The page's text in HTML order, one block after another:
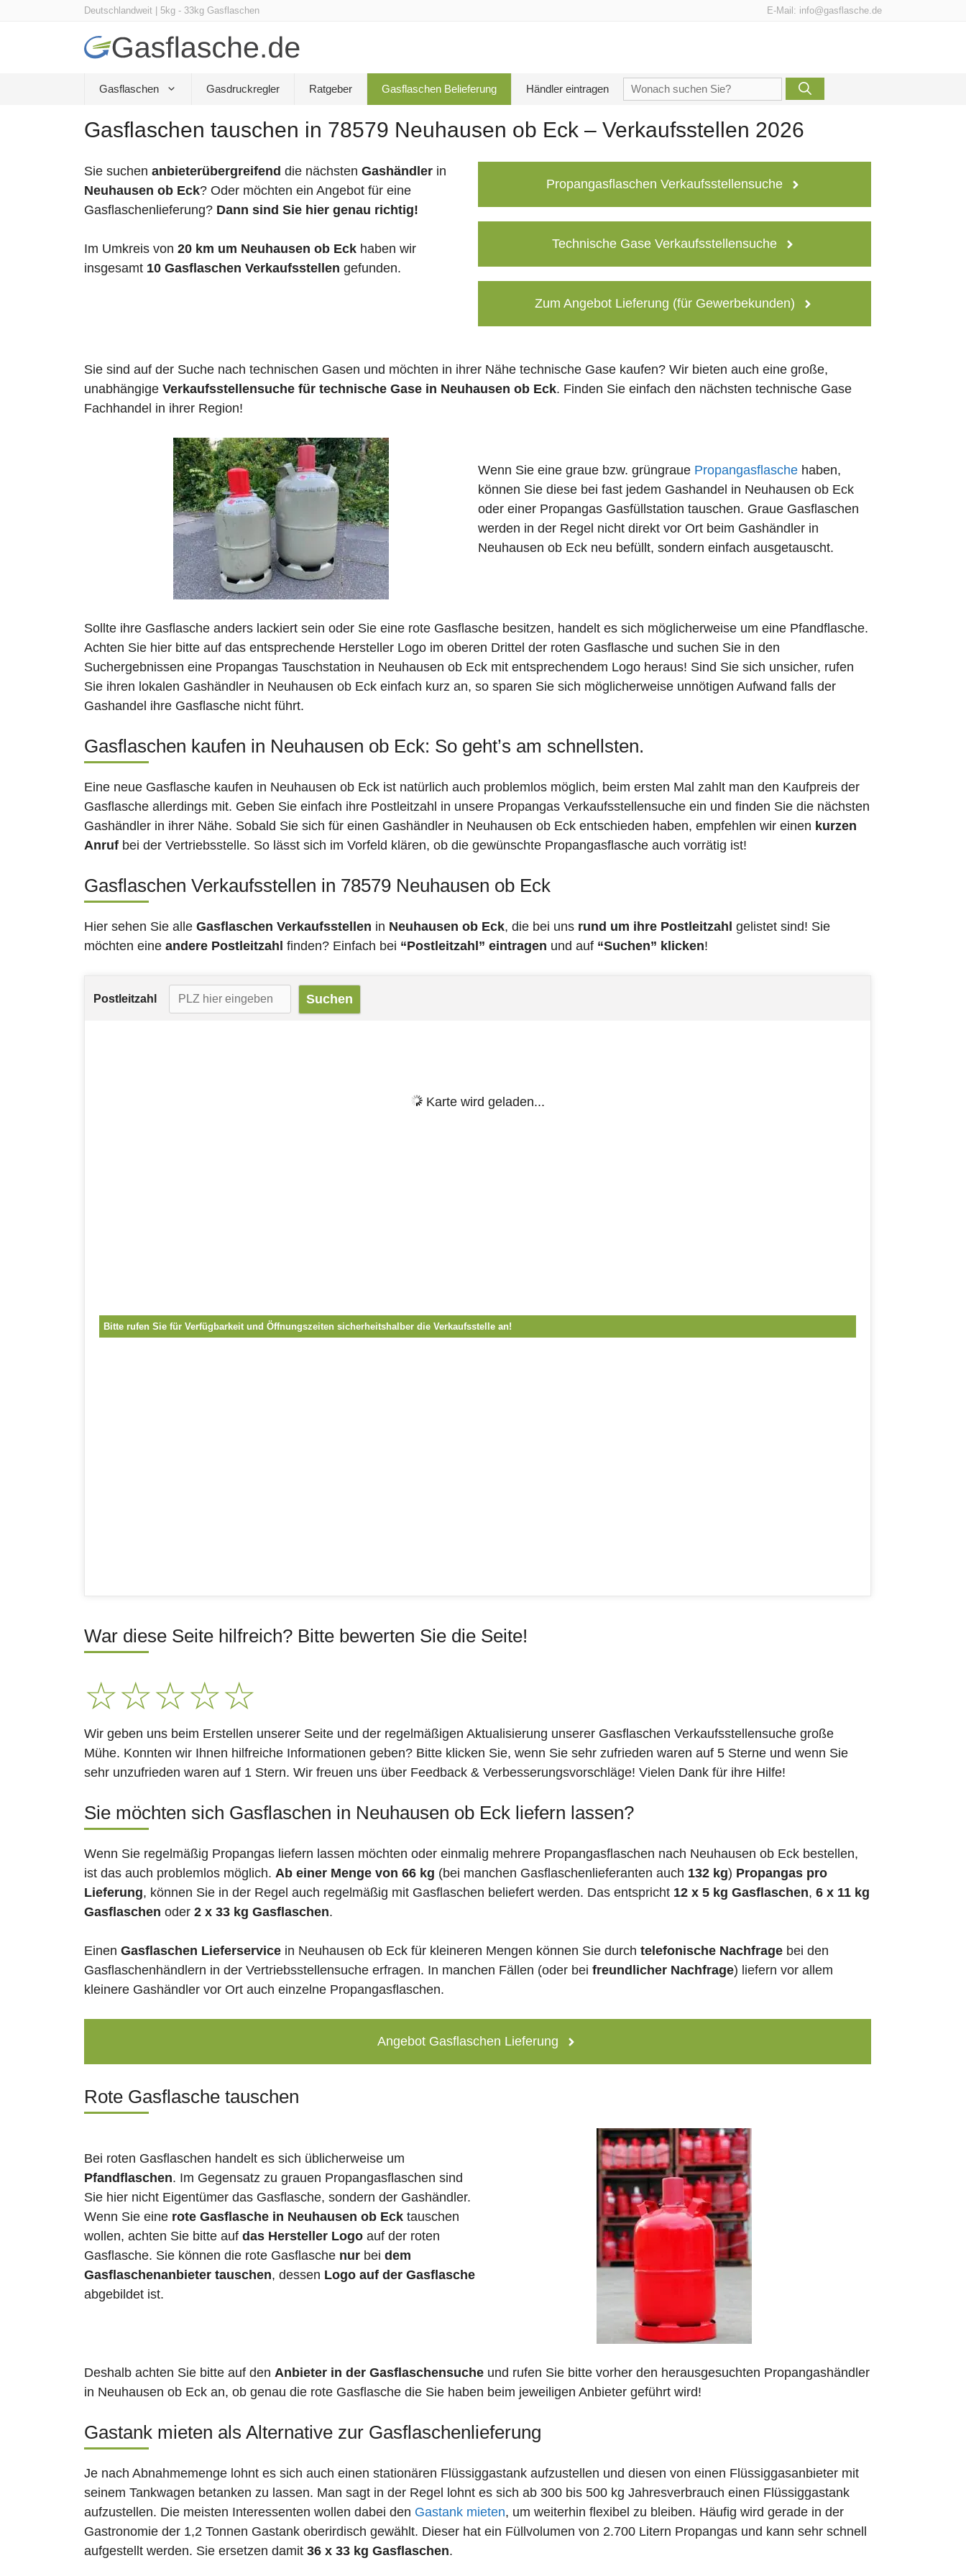
E-Mail: info@gasflasche.de
Deutschlandweit | 5kg - 33kg Gasflaschen
Gasflaschen Gasdruckregler Ratgeber Gasflaschen Belieferung Händler eintragen
Suche
Gasflaschen tauschen in 78579 Neuhausen ob Eck – Verkaufsstellen 2026
Sie suchen anbieterübergreifend die nächsten Gashändler in
Neuhausen ob Eck? Oder möchten ein Angebot für eine
Gasflaschenlieferung? Dann sind Sie hier genau richtig!
Im Umkreis von 20 km um Neuhausen ob Eck haben wir
insgesamt 10 Gasflaschen Verkaufsstellen gefunden.
Propangasflaschen Verkaufsstellensuche
Technische Gase Verkaufsstellensuche
Zum Angebot Lieferung (für Gewerbekunden)
Sie sind auf der Suche nach technischen Gasen und möchten in ihrer Nähe technische Gase kaufen? Wir bieten auch eine große,
unabhängige Verkaufsstellensuche für technische Gase in Neuhausen ob Eck. Finden Sie einfach den nächsten technische Gase
Fachhandel in ihrer Region!
Wenn Sie eine graue bzw. grüngraue Propangasflaschehaben,
können Sie diese bei fast jedem Gashandel in Neuhausen ob Eck
oder einer Propangas Gasfüllstation tauschen. Graue Gasflaschen
werden in der Regel nicht direkt vor Ort beim Gashändler in
Neuhausen ob Eck neu befüllt, sondern einfach ausgetauscht.
Sollte ihre Gasflasche anders lackiert sein oder Sie eine rote Gasflasche besitzen, handelt es sich möglicherweise um eine Pfandflasche.
Achten Sie hier bitte auf das entsprechende Hersteller Logo im oberen Drittel der roten Gasflasche und suchen Sie in den
Suchergebnissen eine Propangas Tauschstation in Neuhausen ob Eck mit entsprechendem Logo heraus! Sind Sie sich unsicher, rufen
Sie ihren lokalen Gashändler in Neuhausen ob Eck einfach kurz an, so sparen Sie sich möglicherweise unnötigen Aufwand falls der
Gashandel ihre Gasflasche nicht führt.
Gasflaschen kaufen in Neuhausen ob Eck: So geht’s am schnellsten.
Eine neue Gasflasche kaufen in Neuhausen ob Eck ist natürlich auch problemlos möglich, beim ersten Mal zahlt man den Kaufpreis der
Gasflasche allerdings mit. Geben Sie einfach ihre Postleitzahl in unsere Propangas Verkaufsstellensuche ein und finden Sie die nächsten
Gashändler in ihrer Nähe. Sobald Sie sich für einen Gashändler in Neuhausen ob Eck entschieden haben, empfehlen wir einen kurzen
Anruf bei der Vertriebsstelle. So lässt sich im Vorfeld klären, ob die gewünschte Propangasflasche auch vorrätig ist!
Gasflaschen Verkaufsstellen in 78579 Neuhausen ob Eck
Hier sehen Sie alle Gasflaschen Verkaufsstellen in Neuhausen ob Eck, die bei uns rund um ihre Postleitzahl gelistet sind! Sie
möchten eine andere Postleitzahl finden? Einfach bei “Postleitzahl” eintragen und auf “Suchen” klicken!
Postleitzahl
Karte wird geladen...
Bitte rufen Sie für Verfügbarkeit und Öffnungszeiten sicherheitshalber die Verkaufsstelle an!
War diese Seite hilfreich? Bitte bewerten Sie die Seite!
☆☆☆☆☆
Wir geben uns beim Erstellen unserer Seite und der regelmäßigen Aktualisierung unserer Gasflaschen Verkaufsstellensuche große
Mühe. Konnten wir Ihnen hilfreiche Informationen geben? Bitte klicken Sie, wenn Sie sehr zufrieden waren auf 5 Sterne und wenn Sie
sehr unzufrieden waren auf 1 Stern. Wir freuen uns über Feedback & Verbesserungsvorschläge! Vielen Dank für ihre Hilfe!
Sie möchten sich Gasflaschen in Neuhausen ob Eck liefern lassen?
Wenn Sie regelmäßig Propangas liefern lassen möchten oder einmalig mehrere Propangasflaschen nach Neuhausen ob Eck bestellen,
ist das auch problemlos möglich. Ab einer Menge von 66 kg (bei manchen Gasflaschenlieferanten auch 132 kg) Propangas pro
Lieferung, können Sie in der Regel auch regelmäßig mit Gasflaschen beliefert werden. Das entspricht 12 x 5 kg Gasflaschen, 6 x 11 kg
Gasflaschen oder 2 x 33 kg Gasflaschen.
Einen Gasflaschen Lieferservice in Neuhausen ob Eck für kleineren Mengen können Sie durch telefonische Nachfrage bei den
Gasflaschenhändlern in der Vertriebsstellensuche erfragen. In manchen Fällen (oder bei freundlicher Nachfrage) liefern vor allem
kleinere Gashändler vor Ort auch einzelne Propangasflaschen.
Angebot Gasflaschen Lieferung
Rote Gasflasche tauschen
Bei roten Gasflaschen handelt es sich üblicherweise um
Pfandflaschen. Im Gegensatz zu grauen Propangasflaschen sind
Sie hier nicht Eigentümer das Gasflasche, sondern der Gashändler.
Wenn Sie eine rote Gasflasche in Neuhausen ob Eck tauschen
wollen, achten Sie bitte auf das Hersteller Logo auf der roten
Gasflasche. Sie können die rote Gasflasche nur bei dem
Gasflaschenanbieter tauschen, dessen Logo auf der Gasflasche
abgebildet ist.
Deshalb achten Sie bitte auf den Anbieter in der Gasflaschensuche und rufen Sie bitte vorher den herausgesuchten Propangashändler
in Neuhausen ob Eck an, ob genau die rote Gasflasche die Sie haben beim jeweiligen Anbieter geführt wird!
Gastank mieten als Alternative zur Gasflaschenlieferung
Je nach Abnahmemenge lohnt es sich auch einen stationären Flüssiggastank aufzustellen und diesen von einen Flüssiggasanbieter mit
seinem Tankwagen betanken zu lassen. Man sagt in der Regel lohnt es sich ab 300 bis 500 kg Jahresverbrauch einen Flüssiggastank
aufzustellen. Die meisten Interessenten wollen dabei den Gastank mieten, um weiterhin flexibel zu bleiben. Häufig wird gerade in der
Gastronomie der 1,2 Tonnen Gastank oberirdisch gewählt. Dieser hat ein Füllvolumen von 2.700 Litern Propangas und kann sehr schnell
aufgestellt werden. Sie ersetzen damit 36 x 33 kg Gasflaschen.